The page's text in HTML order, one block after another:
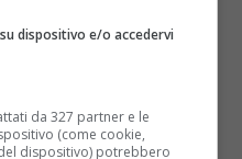
gli effetti benefici di
5000 persone prese in
e cortisone,
accessi al Pronto
stanno valutando le
dispositivo e/o accedervi
da 327 partner e le
(come cookie,
dispositivo) potrebbero